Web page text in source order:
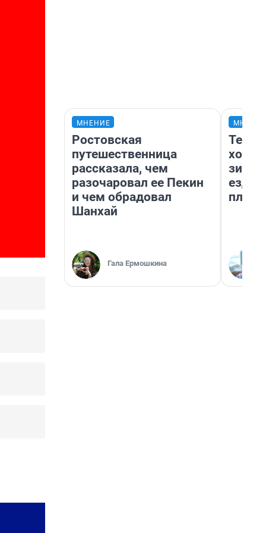
МНЕНИЕ
Ростовская
путешественница
рассказала, чем
разочаровал ее Пекин
и чем обрадовал
Шанхай
Гала Ермошкина
ездит